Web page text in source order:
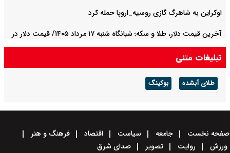
اوکراین به شاهرگ گازی روسیه_اروپا حمله کرد
آخرین قیمت دلار، طلا و سکه؛ شبانگاه شنبه ۱۷ مرداد ۱۴۰۵/ قیمت دلار در
مسیر افزایش افتاد
تبلیغات متنی
طلای آبشده بوکینگ
صفحه نخست جامعه سیاست اقتصاد
فرهنگ و هنر
ورزش
روایت تصویر صدای شرق